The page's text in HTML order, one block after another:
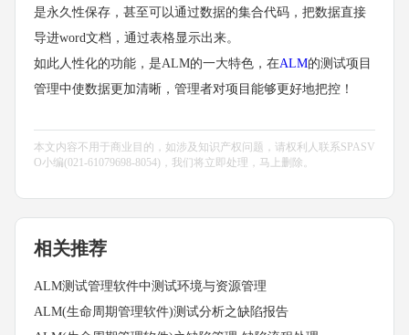
是永久性保存，甚至可以通过数据的集合代码，把数据直接
导进word文档，通过表格显示出来。
如此人性化的功能，是ALM的一大特色，在ALM的测试项目
管理中使数据更加清晰，管理者对项目能够更好地把控！
本文内容不用于商业目的，如涉及知识产权问题，请权利人联系SPASV
O小编(021-61079698-8054)，我们将立即处理，马上删除。
相关推荐
ALM测试管理软件中测试环境与资源管理
ALM(生命周期管理软件)测试分析之缺陷报告